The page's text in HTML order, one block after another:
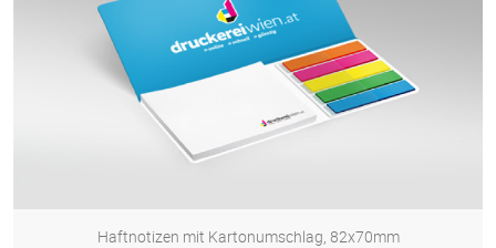
Haftnotizen mit Kartonumschlag, 82x70mm